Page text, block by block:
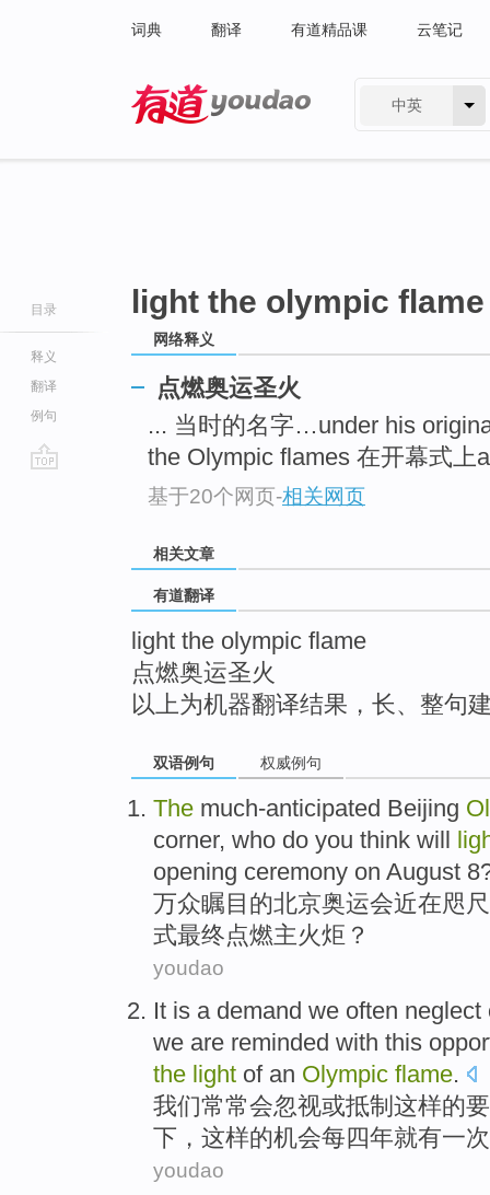
词典 翻译 有道精品课 云笔记
中英
目录
释义
翻译
例句
light the olympic flame
网络释义
点燃奥运圣火
... 当时的名字…under his
the Olympic flames 在开幕式上
基于20个网页-相关网页
相关文章
有道翻译
light the olympic flame
点燃奥运圣火
以上为机器翻译结果，长、整句
双语例句 权威例句
The much-anticipated Beijing
corner, who do you think will
opening ceremony on August 8
万众瞩目的北京奥运会近在咫
式最终点燃主火炬 ？
youdao
It is a demand we often neglect
we are reminded with this
the light of an Olympic flame.
我们常常会忽视或抵制 这样的
下 ， 这样的机会每四年就有一次
youdao